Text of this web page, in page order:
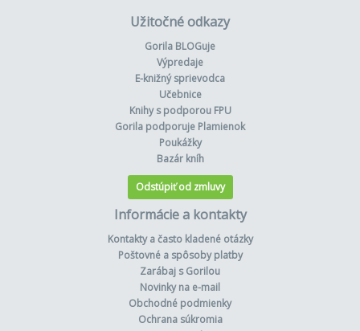
Užitočné odkazy
Gorila BLOGuje
Výpredaje
E-knižný sprievodca
Učebnice
Knihy s podporou FPU
Gorila podporuje Plamienok
Poukážky
Bazár kníh
Odstúpiť od zmluvy
Informácie a kontakty
Kontakty a často kladené otázky
Poštovné a spôsoby platby
Zarábaj s Gorilou
Novinky na e-mail
Obchodné podmienky
Ochrana súkromia